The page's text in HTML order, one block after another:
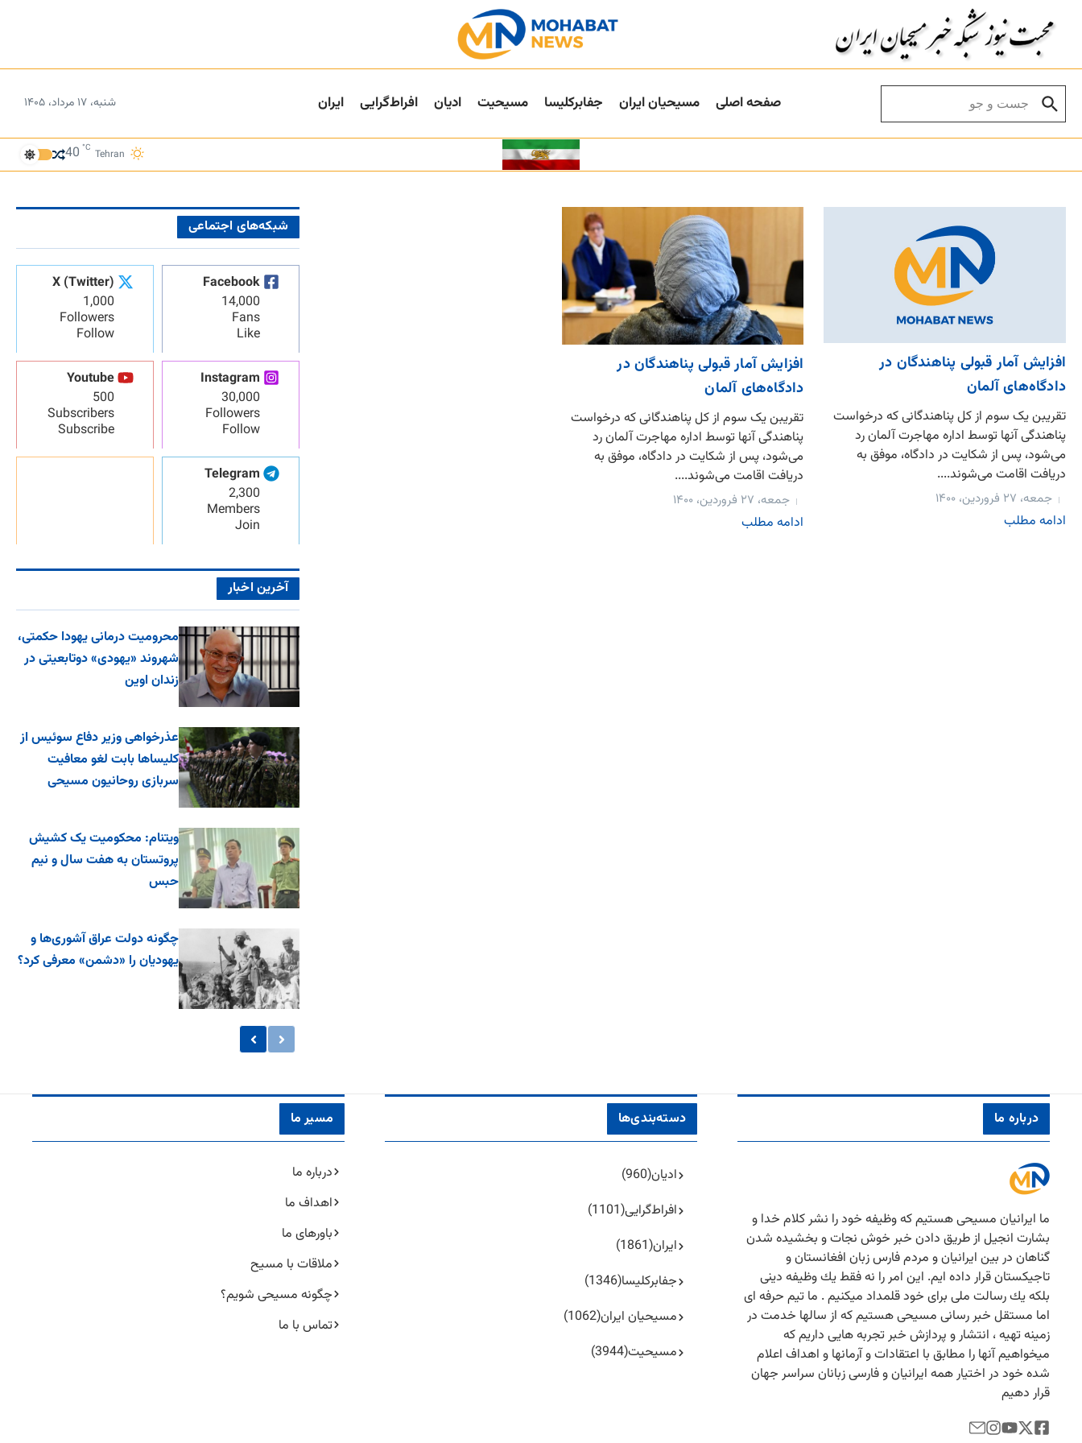
صفحه اصلی مسیحیان ایران جفا‌بر‌کلیسا مسیحیت ادیان افراط‌گرایی ایران شنبه، ۱۷ مرداد، ۱۴۰۵
Tehran
40 °C
افزایش آمار قبولی پناهندگان در
دادگاه‌های آلمان
تقریبن یک سوم از کل پناهندگانی که درخواست
پناهندگی آنها توسط اداره مهاجرت آلمان رد
می‌شود، پس از شکایت در دادگاه، موفق به
دریافت اقامت می‌شوند....
جمعه، ۲۷ فروردین، ۱۴۰۰
ادامه مطلب
افزایش آمار قبولی پناهندگان در
دادگاه‌های آلمان
تقریبن یک سوم از کل پناهندگانی که درخواست
پناهندگی آنها توسط اداره مهاجرت آلمان رد
می‌شود، پس از شکایت در دادگاه، موفق به
دریافت اقامت می‌شوند....
جمعه، ۲۷ فروردین، ۱۴۰۰
ادامه مطلب
شبکه‌های اجتماعی
Facebook
14,000
Fans
Like
X (Twitter)
1,000
Followers
Follow
Instagram
30,000
Followers
Follow
Youtube
500
Subscribers
Subscribe
Telegram
2,300
Members
Join
آخرین اخبار
محرومیت درمانی یهودا حکمتی،
شهروند «یهودی» دوتابعیتی در
زندان اوین
عذرخواهی وزیر دفاع سوئیس از
کلیساها بابت لغو معافیت
سربازی روحانیون مسیحی
ویتنام: محکومیت یک کشیش
پروتستان به هفت سال و نیم
حبس
چگونه دولت عراق آشوری‌ها و
یهودیان را «دشمن» معرفی کرد؟
درباره ما
ما ایرانیان مسیحی هستیم كه وظیفه خود را نشر كلام خدا و
بشارت انجیل از طریق دادن خبر خوش نجات و بخشیده شدن
گناهان در بین ایرانیان و مردم فارس زبان افغانستان و
تاجیكستان قرار داده ایم. این امر را نه فقط یك وظیفه دینی
بلكه یك رسالت ملی برای خود قلمداد میكنیم . ما تیم حرفه ای
اما مستقل خبر رسانی مسیحی هستیم كه از سالها خدمت در
زمینه تهیه ، انتشار و پردازش خبر تجربه هایی داریم كه
میخواهیم آنها را مطابق با اعتقادات و آرمانها و اهداف اعلام
شده خود در اختیار همه ایرانیان و فارسی زبانان سراسر جهان
قرار دهیم
دسته‌بندی‌ها
ادیان(960)
افراط‌گرایی(1101)
ایران(1861)
جفا‌بر‌کلیسا(1346)
مسیحیان ایران(1062)
مسیحیت(3944)
مسیر ما
درباره ما
اهداف ما
باورهای ما
ملاقات با مسیح
چگونه مسیحی شویم؟
تماس با ما